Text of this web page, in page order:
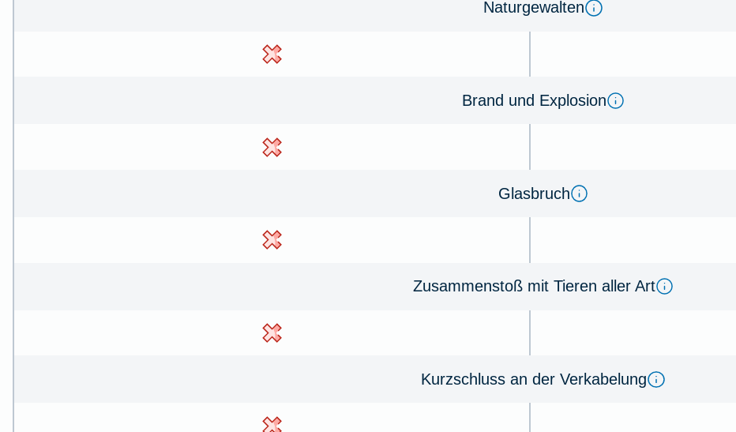
Na­tur­ge­wal­ten
Brand und Ex­plo­sion
Glas­bruch
Zu­sammen­stoß mit Tie­ren aller Art
Kurz­schluss an der Ver­kabe­lung